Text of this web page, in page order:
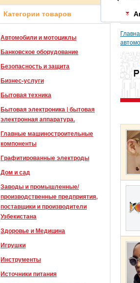
Категории товаров
Автомобили и мотоциклы
Банковское оборудование
Безопасность и защита
Бизнес-услуги
Бытовая техника
Бытовая электроника | бытовая
электронная аппаратура.
Главные машиностроительные
компоненты
Графитированные электроды
Дом и сад
Заводы и промышленные/
производственные предприятия,
поставщики и производители
Узбекистана
Здоровье и Медицина
Игрушки
Инструменты
Источники питания